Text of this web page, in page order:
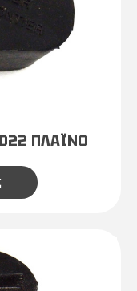
ΠΛΑΪΝΟ